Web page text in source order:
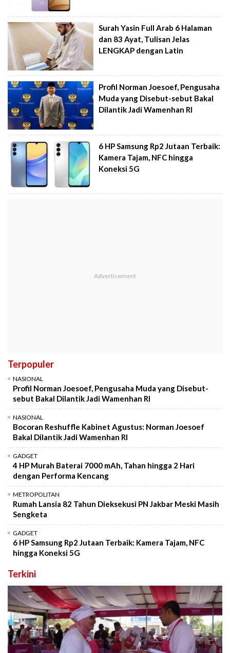
Surah Yasin Full Arab 6 Halaman
dan 83 Ayat, Tulisan Jelas
LENGKAP dengan Latin
Profil Norman Joesoef, Pengusaha
Muda yang Disebut-sebut Bakal
Dilantik Jadi Wamenhan RI
6 HP Samsung Rp2 Jutaan Terbaik:
Kamera Tajam, NFC hingga
Koneksi 5G
Terpopuler
NASIONAL
Profil Norman Joesoef, Pengusaha Muda yang Disebut-
sebut Bakal Dilantik Jadi Wamenhan RI
NASIONAL
Bocoran Reshuffle Kabinet Agustus: Norman Joesoef
Bakal Dilantik Jadi Wamenhan RI
GADGET
4 HP Murah Baterai 7000 mAh, Tahan hingga 2 Hari
dengan Performa Kencang
METROPOLITAN
Rumah Lansia 82 Tahun Dieksekusi PN Jakbar Meski Masih
Sengketa
GADGET
6 HP Samsung Rp2 Jutaan Terbaik: Kamera Tajam, NFC
hingga Koneksi 5G
Terkini